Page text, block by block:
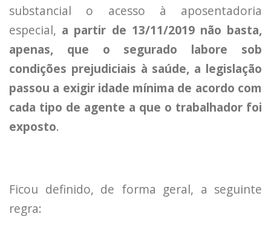
substancial o acesso à aposentadoria
especial, a partir de 13/11/2019 não basta,
apenas, que o segurado labore sob
condições prejudiciais à saúde, a legislação
passou a exigir idade mínima de acordo com
cada tipo de agente a que o trabalhador foi
exposto.
Ficou definido, de forma geral, a seguinte
regra: